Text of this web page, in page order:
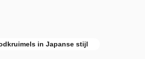
in Japanse stijl